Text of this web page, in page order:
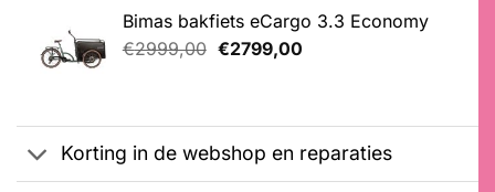
5.00
op 5
gebaseerd
op
klantbeoordelingen
€2099,00.€1899,00.
Bimas bakfiets eCargo 3.3 Economy
€2999,00 Oorspronkelijke
€2799,00Huidige
Korting in de webshop en reparaties